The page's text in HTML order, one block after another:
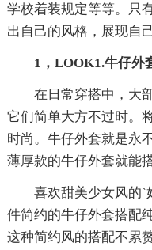
学校着装规定等等。只
出自己的风格，展现自
1，LOOK1.牛仔外
在日常穿搭中，大
它们简单大方不过时。
时尚。牛仔外套就是永
薄厚款的牛仔外套就能
喜欢甜美少女风的`
件简约的牛仔外套搭配
这种简约风的搭配不累